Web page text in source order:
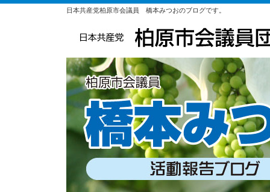
日本共産党柏原市会議員 橋本みつおのブログです。